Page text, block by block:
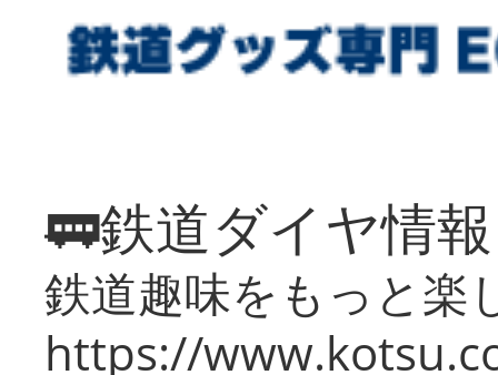
🚃鉄道ダイヤ情
鉄道趣味をもっと楽
https://